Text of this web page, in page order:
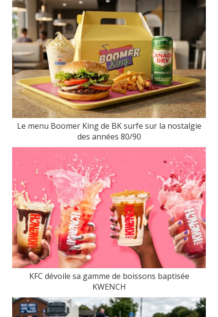
Le menu Boomer King de BK surfe sur la nostalgie
des années 80/90
KFC dévoile sa gamme de boissons baptisée
KWENCH